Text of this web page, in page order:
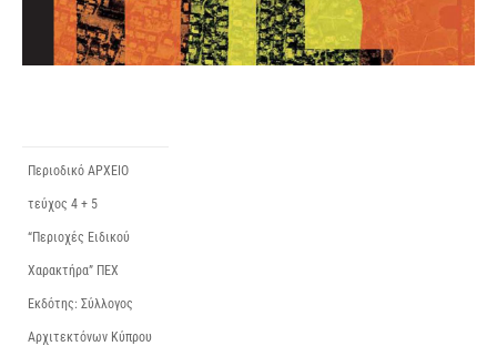
Περιοδικό ΑΡΧΕΙΟ
τεύχος 4 + 5
“Περιοχές Ειδικού
Χαρακτήρα” ΠΕΧ
Εκδότης: Σύλλογος
Αρχιτεκτόνων Κύπρου